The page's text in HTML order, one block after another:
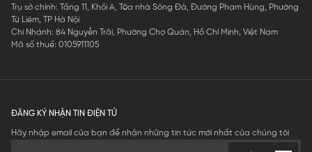
Trụ sở chính: Tầng 11, Khối A, Tòa nhà Sông Đà, Đường Phạm Hùng, Phường
Từ Liêm, TP Hà Nội
Chi Nhánh: 84 Nguyễn Trãi, Phường Chợ Quán, Hồ Chí Minh, Việt Nam
Mã số thuế: 0105911105
ĐĂNG KÝ NHẬN TIN ĐIỆN TỬ
Hãy nhập email của bạn để nhận những tin tức mới nhất của chúng tôi